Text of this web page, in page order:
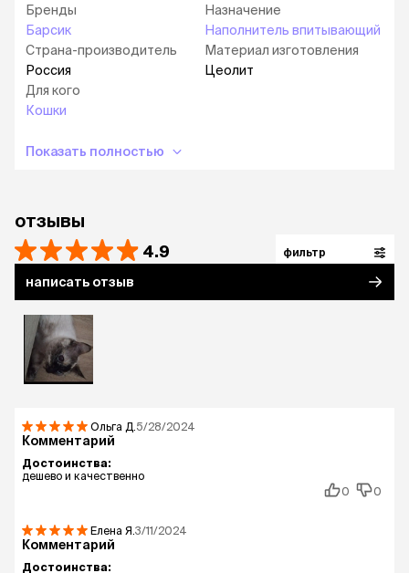
Бренды
Барсик
Страна-производитель
Россия
Для кого
Кошки
Назначение
Наполнитель впитывающий
Материал изготовления
Цеолит
Показать полностью
отзывы
4.9 фильтр
написать отзыв
Ольга Д. 5/28/2024
Комментарий
Достоинства:
дешево и качественно
0
0
Елена Я. 3/11/2024
Комментарий
Достоинства: